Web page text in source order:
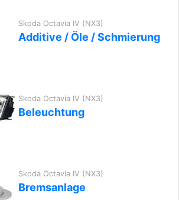
Skoda Octavia IV (NX3)
Additive / Öle / Schmierung
Skoda Octavia IV (NX3)
Beleuchtung
Skoda Octavia IV (NX3)
Bremsanlage